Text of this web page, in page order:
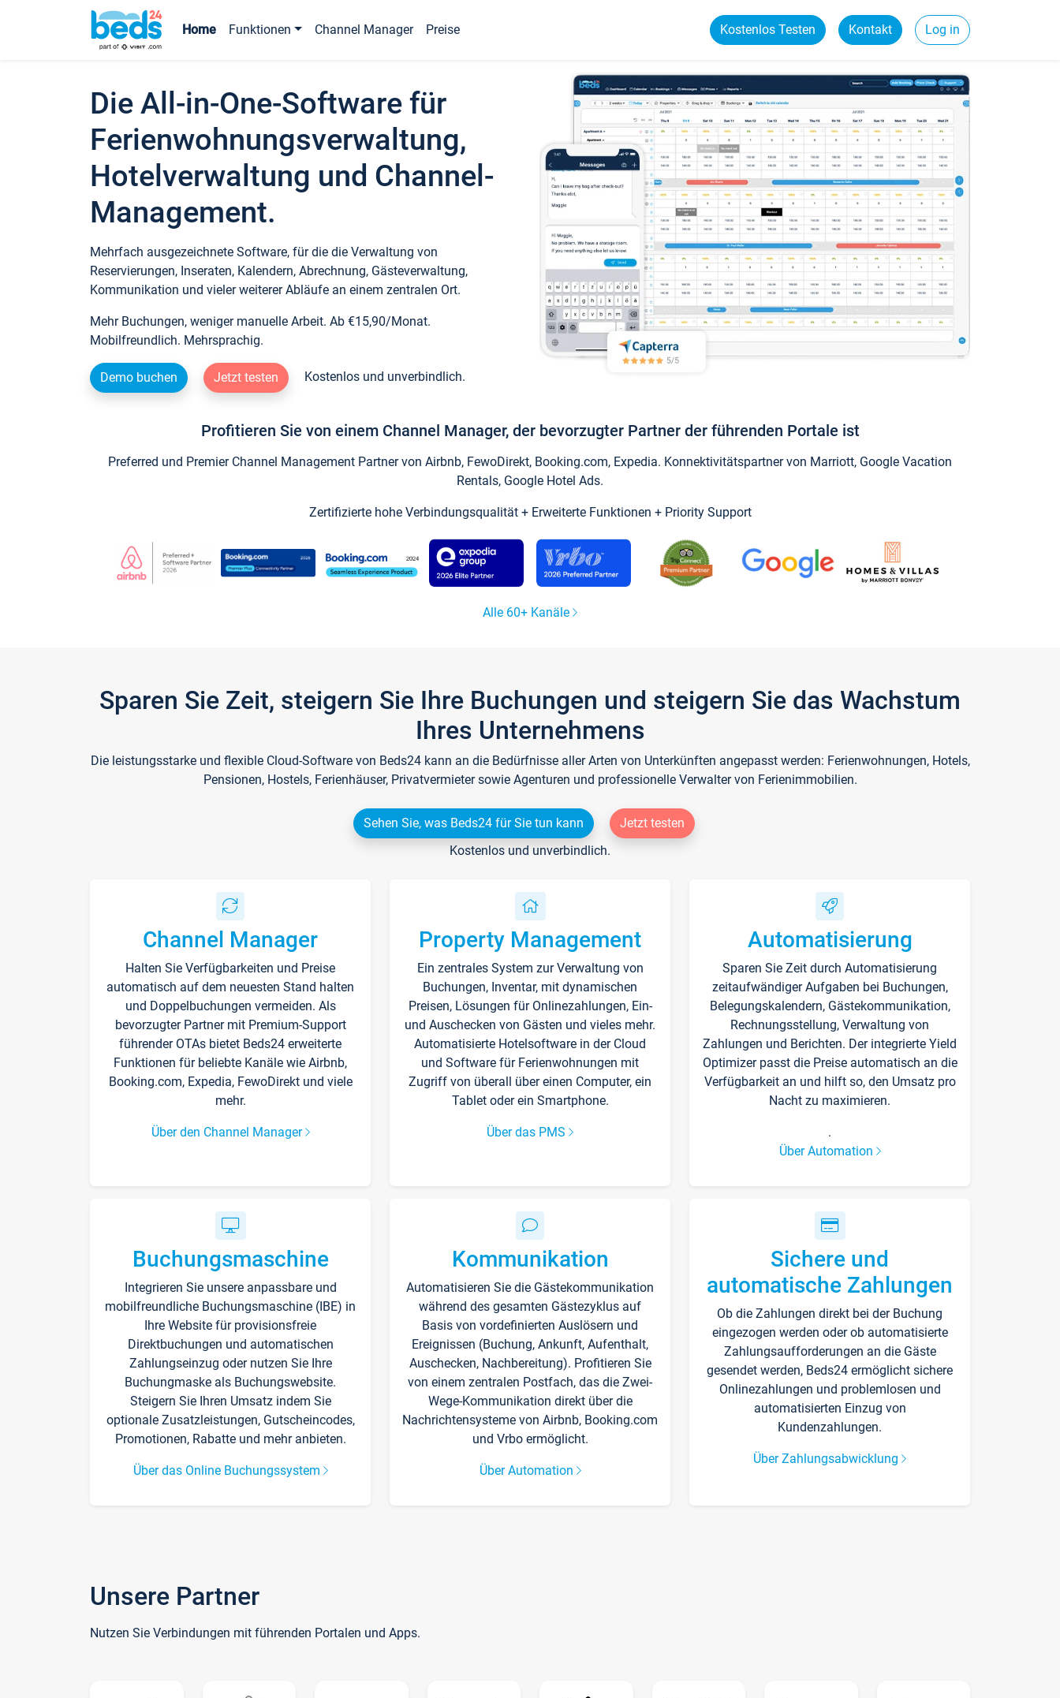
Home Funktionen Channel Manager Preise Kostenlos Testen Kontakt Log in
Die All-in-One-Software für
Ferienwohnungsverwaltung,
Hotelverwaltung und Channel-
Management.
Mehrfach ausgezeichnete Software, für die die Verwaltung von
Reservierungen, Inseraten, Kalendern, Abrechnung, Gästeverwaltung,
Kommunikation und vieler weiterer Abläufe an einem zentralen Ort.
Mehr Buchungen, weniger manuelle Arbeit. Ab €15,90/Monat.
Mobilfreundlich. Mehrsprachig.
Demo buchen Jetzt testen Kostenlos und unverbindlich.
Profitieren Sie von einem Channel Manager, der bevorzugter Partner der führenden Portale ist
Preferred und Premier Channel Management Partner von Airbnb, FewoDirekt, Booking.com, Expedia. Konnektivitätspartner von Marriott, Google Vacation
Rentals, Google Hotel Ads.
Zertifizierte hohe Verbindungsqualität + Erweiterte Funktionen + Priority Support
Alle 60+ Kanäle
Sparen Sie Zeit, steigern Sie Ihre Buchungen und steigern Sie das Wachstum
Ihres Unternehmens
Die leistungsstarke und flexible Cloud-Software von Beds24 kann an die Bedürfnisse aller Arten von Unterkünften angepasst werden: Ferienwohnungen, Hotels,
Pensionen, Hostels, Ferienhäuser, Privatvermieter sowie Agenturen und professionelle Verwalter von Ferienimmobilien.
Sehen Sie, was Beds24 für Sie tun kann
Jetzt testen
Kostenlos und unverbindlich.
Channel Manager
Halten Sie Verfügbarkeiten und Preise
automatisch auf dem neuesten Stand halten
und Doppelbuchungen vermeiden. Als
bevorzugter Partner mit Premium-Support
führender OTAs bietet Beds24 erweiterte
Funktionen für beliebte Kanäle wie Airbnb,
Booking.com, Expedia, FewoDirekt und viele
mehr.
Über den Channel Manager
Property Management
Ein zentrales System zur Verwaltung von
Buchungen, Inventar, mit dynamischen
Preisen, Lösungen für Onlinezahlungen, Ein-
und Auschecken von Gästen und vieles mehr.
Automatisierte Hotelsoftware in der Cloud
und Software für Ferienwohnungen mit
Zugriff von überall über einen Computer, ein
Tablet oder ein Smartphone.
Über das PMS
Automatisierung
Sparen Sie Zeit durch Automatisierung
zeitaufwändiger Aufgaben bei Buchungen,
Belegungskalendern, Gästekommunikation,
Rechnungsstellung, Verwaltung von
Zahlungen und Berichten. Der integrierte Yield
Optimizer passt die Preise automatisch an die
Verfügbarkeit an und hilft so, den Umsatz pro
Nacht zu maximieren.
.
Über Automation
Buchungsmaschine
Integrieren Sie unsere anpassbare und
mobilfreundliche Buchungsmaschine (IBE) in
Ihre Website für provisionsfreie
Direktbuchungen und automatischen
Zahlungseinzug oder nutzen Sie Ihre
Buchungmaske als Buchungswebsite.
Steigern Sie Ihren Umsatz indem Sie
optionale Zusatzleistungen, Gutscheincodes,
Promotionen, Rabatte und mehr anbieten.
Über das Online Buchungssystem
Kommunikation
Automatisieren Sie die Gästekommunikation
während des gesamten Gästezyklus auf
Basis von vordefinierten Auslösern und
Ereignissen (Buchung, Ankunft, Aufenthalt,
Auschecken, Nachbereitung). Profitieren Sie
von einem zentralen Postfach, das die Zwei-
Wege-Kommunikation direkt über die
Nachrichtensysteme von Airbnb, Booking.com
und Vrbo ermöglicht.
Über Automation
Sichere und
automatische Zahlungen
Ob die Zahlungen direkt bei der Buchung
eingezogen werden oder ob automatisierte
Zahlungsaufforderungen an die Gäste
gesendet werden, Beds24 ermöglicht sichere
Onlinezahlungen und problemlosen und
automatisierten Einzug von
Kundenzahlungen.
Über Zahlungsabwicklung
Unsere Partner
Nutzen Sie Verbindungen mit führenden Portalen und Apps.